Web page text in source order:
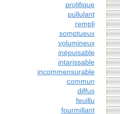
prolifique
pullulant
rempli
somptueux
volumineux
inépuisable
intarissable
incommensurable
commun
diffus
feuillu
fourmillant